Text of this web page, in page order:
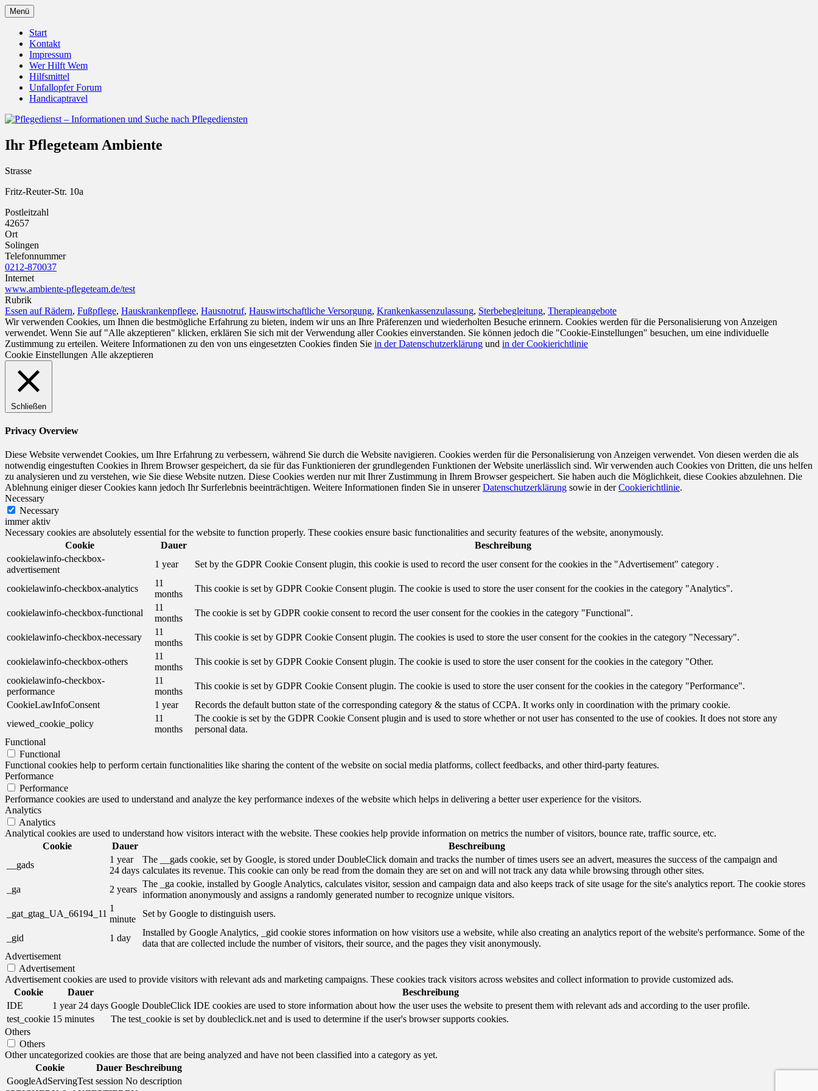
Zum
Inhalt
springen
Pflegedienst – Informationen und Suche nach Pflegediensten
Menü
Start
Kontakt
Impressum
Wer Hilft Wem
Hilfsmittel
Unfallopfer Forum
Handicaptravel
Ihr Pflegeteam Ambiente
Strasse
Fritz-Reuter-Str. 10a
Postleitzahl
42657
Ort
Solingen
Telefonnummer
0212-870037
Internet
www.ambiente-pflegeteam.de/test
Rubrik
Essen auf Rädern, Fußpflege, Hauskrankenpflege, Hausnotruf, Hauswirtschaftliche Versorgung, Krankenkassenzulassung, Sterbebegleitung, Therapieangebote
Wir verwenden Cookies, um Ihnen die bestmögliche Erfahrung zu bieten, indem wir uns an Ihre Präferenzen und wiederholten Besuche erinnern. Cookies werden für die Personalisierung von Anzeigen
verwendet. Wenn Sie auf "Alle akzeptieren" klicken, erklären Sie sich mit der Verwendung aller Cookies einverstanden. Sie können jedoch die "Cookie-Einstellungen" besuchen, um eine individuelle
Zustimmung zu erteilen. Weitere Informationen zu den von uns eingesetzten Cookies finden Sie in der Datenschutzerklärung und in der Cookierichtlinie
Cookie Einstellungen Alle akzeptieren
Schließen
Privacy Overview
Diese Website verwendet Cookies, um Ihre Erfahrung zu verbessern, während Sie durch die Website navigieren. Cookies werden für die Personalisierung von Anzeigen verwendet. Von diesen werden die als
notwendig eingestuften Cookies in Ihrem Browser gespeichert, da sie für das Funktionieren der grundlegenden Funktionen der Website unerlässlich sind. Wir verwenden auch Cookies von Dritten, die uns helfen
zu analysieren und zu verstehen, wie Sie diese Website nutzen. Diese Cookies werden nur mit Ihrer Zustimmung in Ihrem Browser gespeichert. Sie haben auch die Möglichkeit, diese Cookies abzulehnen. Die
Ablehnung einiger dieser Cookies kann jedoch Ihr Surferlebnis beeinträchtigen. Weitere Informationen finden Sie in unsererDatenschutzerklärung sowie in derCookierichtlinie.
Necessary
Necessary
immer aktiv
Necessary cookies are absolutely essential for the website to function properly. These cookies ensure basic functionalities and security features of the website, anonymously.
Cookie
Dauer
Beschreibung
cookielawinfo-checkbox-
advertisement
1 year Set by the GDPR Cookie Consent plugin, this cookie is used to record the user consent for the cookies in the "Advertisement" category .
cookielawinfo-checkbox-analytics
11
months
This cookie is set by GDPR Cookie Consent plugin. The cookie is used to store the user consent for the cookies in the category "Analytics".
cookielawinfo-checkbox-functional
11
months
The cookie is set by GDPR cookie consent to record the user consent for the cookies in the category "Functional".
cookielawinfo-checkbox-necessary
11
months
This cookie is set by GDPR Cookie Consent plugin. The cookies is used to store the user consent for the cookies in the category "Necessary".
cookielawinfo-checkbox-others
11
months
This cookie is set by GDPR Cookie Consent plugin. The cookie is used to store the user consent for the cookies in the category "Other.
cookielawinfo-checkbox-
performance
11
months
This cookie is set by GDPR Cookie Consent plugin. The cookie is used to store the user consent for the cookies in the category "Performance".
CookieLawInfoConsent
1 year
Records the default button state of the corresponding category & the status of CCPA. It works only in coordination with the primary cookie.
viewed_cookie_policy
11
months
The cookie is set by the GDPR Cookie Consent plugin and is used to store whether or not user has consented to the use of cookies. It does not store any
personal data.
Functional
Functional
Functional cookies help to perform certain functionalities like sharing the content of the website on social media platforms, collect feedbacks, and other third-party features.
Performance
Performance
Performance cookies are used to understand and analyze the key performance indexes of the website which helps in delivering a better user experience for the visitors.
Analytics
Analytics
Analytical cookies are used to understand how visitors interact with the website. These cookies help provide information on metrics the number of visitors, bounce rate, traffic source, etc.
Cookie
Dauer
Beschreibung
__gads
1 year
24 days
The __gads cookie, set by Google, is stored under DoubleClick domain and tracks the number of times users see an advert, measures the success of the campaign and
calculates its revenue. This cookie can only be read from the domain they are set on and will not track any data while browsing through other sites.
_ga
2 years
The _ga cookie, installed by Google Analytics, calculates visitor, session and campaign data and also keeps track of site usage for the site's analytics report. The cookie stores
information anonymously and assigns a randomly generated number to recognize unique visitors.
_gat_gtag_UA_66194_11
1
minute
Set by Google to distinguish users.
_gid 1 day
Installed by Google Analytics, _gid cookie stores information on how visitors use a website, while also creating an analytics report of the website's performance. Some of the
data that are collected include the number of visitors, their source, and the pages they visit anonymously.
Advertisement
Advertisement
Advertisement cookies are used to provide visitors with relevant ads and marketing campaigns. These cookies track visitors across websites and collect information to provide customized ads.
Cookie
Dauer
Beschreibung
IDE
1 year 24 days Google DoubleClick IDE cookies are used to store information about how the user uses the website to present them with relevant ads and according to the user profile.
test_cookie 15 minutes
The test_cookie is set by doubleclick.net and is used to determine if the user's browser supports cookies.
Others
Others
Other uncategorized cookies are those that are being analyzed and have not been classified into a category as yet.
Cookie
Dauer Beschreibung
GoogleAdServingTest session No description